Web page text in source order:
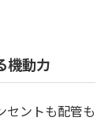
機動力
セントも配管も